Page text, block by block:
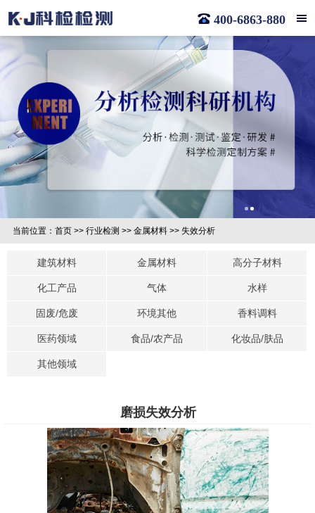
400-6863-880
当前位置： 首页>> 行业检测 >> 金属材料>> 失效分析
建筑材料 金属材料 高分子材料
化工产品 气体 水样
固废/危废 环境其他 香料调料
医药领域 食品/农产品 化妆品/肤品
其他领域
磨损失效分析